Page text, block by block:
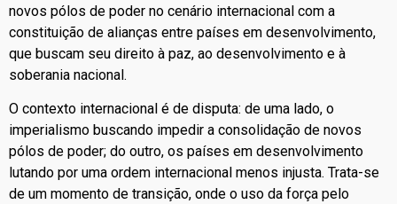
novos pólos de poder no cenário internacional com a
constituição de alianças entre países em desenvolvimento,
que buscam seu direito à paz, ao desenvolvimento e à
soberania nacional.
O contexto internacional é de disputa: de uma lado, o
imperialismo buscando impedir a consolidação de novos
pólos de poder; do outro, os países em desenvolvimento
lutando por uma ordem internacional menos injusta. Trata-se
de um momento de transição, onde o uso da força pelo